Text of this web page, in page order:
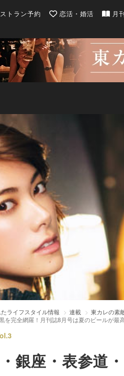
レンダー | 最新のグルメ、洗練され
トラン予約 恋活・婚活 月
ライフスタイル情報 連載
東カレの素
を完全網羅！月刊誌8月号は夏のビールが最
銀座・表参道